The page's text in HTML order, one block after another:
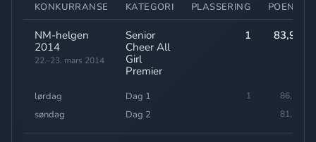
KONKURRANSE KATEGORI PLASSERING POENG
NM-helgen
2014
22.–23. mars 2014
Senior
Cheer All
Girl
Premier
1 83,90
lørdag Dag 1 1 86,50
søndag Dag 2 81,30